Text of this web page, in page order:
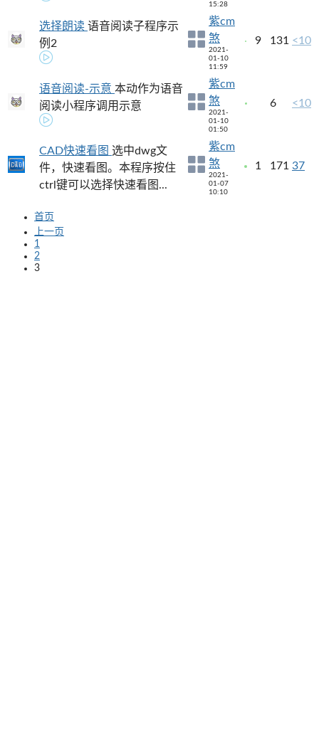
15:28
选择朗读 语音阅读子程序示
例2
紫cm
煞
2021-
01-10
11:59
9 131 <10
语音阅读-示意 本动作为语音
阅读小程序调用示意
紫cm
煞
2021-
01-10
01:50
6 <10
CAD快速看图 选中dwg文
件，快速看图。本程序按住
ctrl键可以选择快速看图...
紫cm
煞
2021-
01-07
10:10
1 171 37
首页
上一页
1
2
3